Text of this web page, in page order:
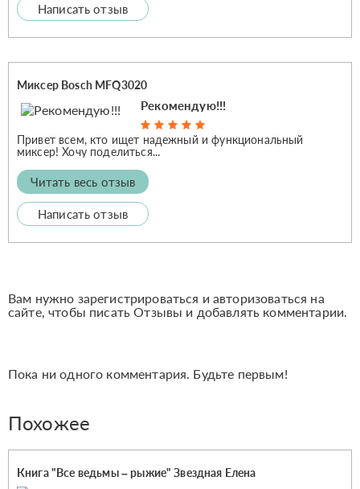
Написать отзыв
Миксер Bosch MFQ3020
Рекомендую!!!
Привет всем, кто ищет надежный и функциональный
миксер! Хочу поделиться...
Читать весь отзыв
Написать отзыв
Вам нужно зарегистрироваться и авторизоваться на
сайте, чтобы писать Отзывы и добавлять комментарии.
Пока ни одного комментария. Будьте первым!
Похожее
Книга "Все ведьмы – рыжие" Звездная Елена